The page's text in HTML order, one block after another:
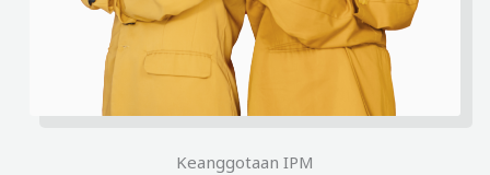
Keanggotaan IPM